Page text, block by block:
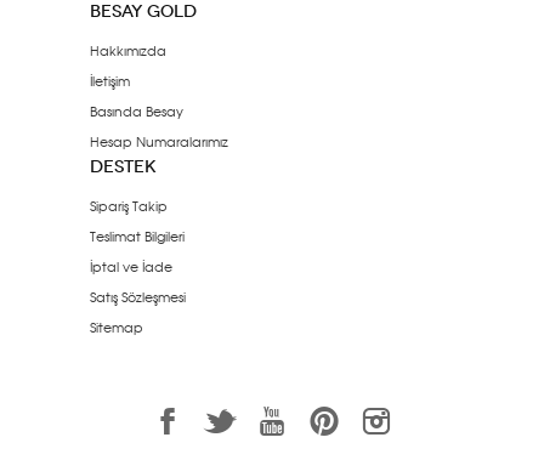
BESAY GOLD
Hakkımızda
İletişim
Basında Besay
Hesap Numaralarımız
DESTEK
Sipariş Takip
Teslimat Bilgileri
İptal ve İade
Satış Sözleşmesi
Sitemap
1 3 7 6 <